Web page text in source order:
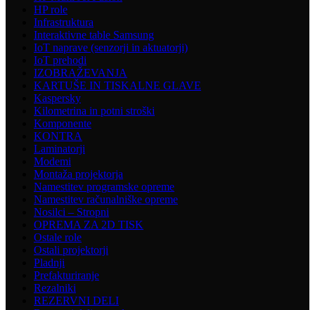
HP role
Infrastruktura
Interaktivne table Samsung
IoT naprave (senzorji in aktuatorji)
IoT prehodi
IZOBRAŽEVANJA
KARTUŠE IN TISKALNE GLAVE
Kaspersky
Kilometrina in potni stroški
Komponente
KONTRA
Laminatorji
Modemi
Montaža projektorja
Namestitev programske opreme
Namestitev računalniške opreme
Nosilci – Stropni
OPREMA ZA 2D TISK
Ostale role
Ostali projektorji
Pladnji
Prefakturiranje
Rezalniki
REZERVNI DELI